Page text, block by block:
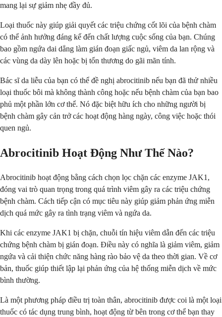
mang lại sự giảm nhẹ đầy đủ.
Loại thuốc này giúp giải quyết các triệu chứng cốt lõi của bệnh chàm
có thể ảnh hưởng đáng kể đến chất lượng cuộc sống của bạn. Chúng
bao gồm ngứa dai dẳng làm gián đoạn giấc ngủ, viêm da lan rộng và
các vùng da dày lên hoặc bị tổn thương do gãi mãn tính.
Bác sĩ da liễu của bạn có thể đề nghị abrocitinib nếu bạn đã thử nhiều
loại thuốc bôi mà không thành công hoặc nếu bệnh chàm của bạn bao
phủ một phần lớn cơ thể. Nó đặc biệt hữu ích cho những người bị
bệnh chàm gây cản trở các hoạt động hàng ngày, công việc hoặc thói
quen ngủ.
Abrocitinib Hoạt Động Như Thế Nào?
Abrocitinib hoạt động bằng cách chọn lọc chặn các enzyme JAK1,
đóng vai trò quan trọng trong quá trình viêm gây ra các triệu chứng
bệnh chàm. Cách tiếp cận có mục tiêu này giúp giảm phản ứng miễn
dịch quá mức gây ra tình trạng viêm và ngứa da.
Khi các enzyme JAK1 bị chặn, chuỗi tín hiệu viêm dẫn đến các triệu
chứng bệnh chàm bị gián đoạn. Điều này có nghĩa là giảm viêm, giảm
ngứa và cải thiện chức năng hàng rào bảo vệ da theo thời gian. Về cơ
bản, thuốc giúp thiết lập lại phản ứng của hệ thống miễn dịch về mức
bình thường.
Là một phương pháp điều trị toàn thân, abrocitinib được coi là một loại
thuốc có tác dụng trung bình, hoạt động từ bên trong cơ thể bạn thay